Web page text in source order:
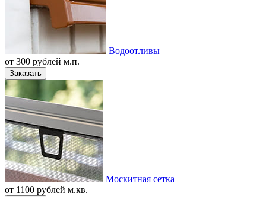
Водоотливы
от 300 рублей м.п.
Заказать
Москитная сетка
от 1100 рублей м.кв.